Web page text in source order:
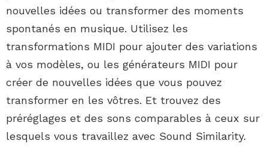
nouvelles idées ou transformer des moments
spontanés en musique. Utilisez les
transformations MIDI pour ajouter des variations
à vos modèles, ou les générateurs MIDI pour
créer de nouvelles idées que vous pouvez
transformer en les vôtres. Et trouvez des
préréglages et des sons comparables à ceux sur
lesquels vous travaillez avec Sound Similarity.